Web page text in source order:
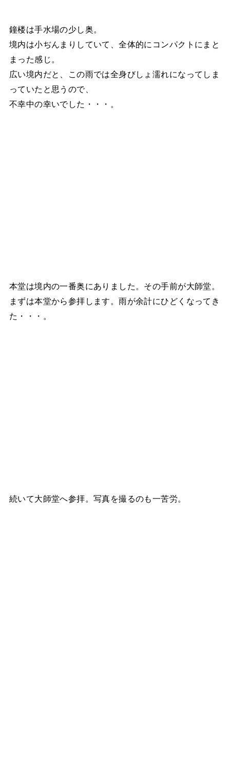
鐘楼は手水場の少し奥。
境内は小ぢんまりしていて、全体的にコンパクトにまと
まった感じ。
広い境内だと、この雨では全身びしょ濡れになってしま
っていたと思うので、
不幸中の幸いでした・・・。
本堂は境内の一番奥にありました。その手前が大師堂。
まずは本堂から参拝します。雨が余計にひどくなってき
た・・・。
続いて大師堂へ参拝。写真を撮るのも一苦労。